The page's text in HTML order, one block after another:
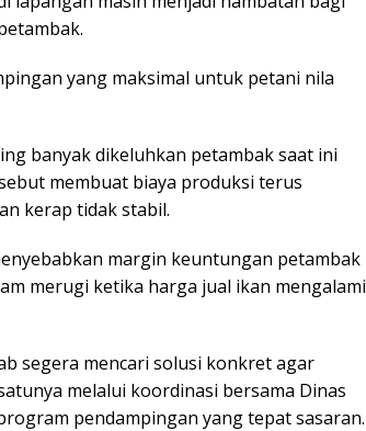
yang maksimal untuk petani nila
banyak dikeluhkan petambak saat ini
membuat biaya produksi terus
kerap tidak stabil.
margin keuntungan petambak
merugi ketika harga jual ikan mengalami
segera mencari solusi konkret agar
melalui koordinasi bersama Dinas
pendampingan yang tepat sasaran.